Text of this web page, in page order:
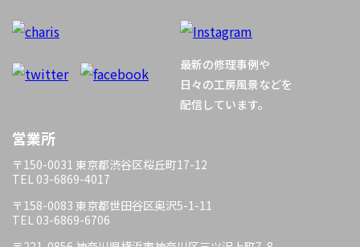
ン
最新の修理事例や
日々の工房風景などを
配信しています。
営業所
〒150-0031 東京都渋谷区桜丘町17-12
TEL 03-6869-4017
〒158-0083 東京都世田谷区奥沢5-1-11
TEL 03-6869-6706